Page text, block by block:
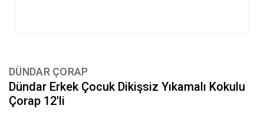
DÜNDAR ÇORAP
Dündar Erkek Çocuk Dikişsiz Yıkamalı Kokulu
Çorap 12'li